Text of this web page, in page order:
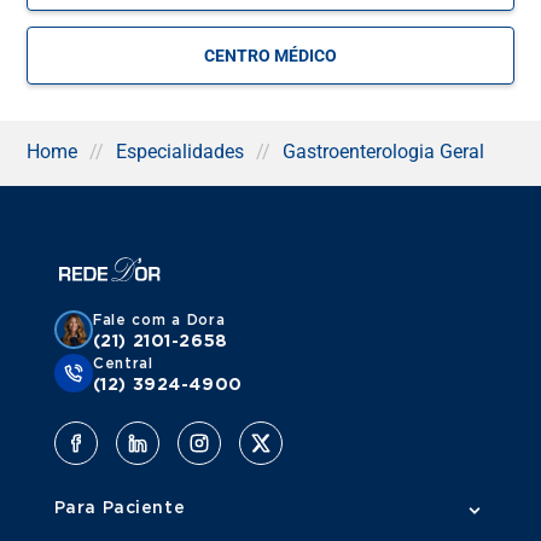
H. pylori, dentro das paredes do esôfago, estômago e
duodeno. A bactéria pode causar muita dor no estômago,
além de condições como a gastrite e a úlcera.
Para realizar todos esses exames em um único local, é
gastroenterologia, as instalações hospitalares da Rede
D’Or também possuem toda a infraestrutura necessária
Os hospitais da rede contam com selos de qualidade
nacionais e internacionais, como o que é fornecido pela
Organização Nacional de Acreditação (ONA). Eles são
hospitalar.
CENTRO MÉDICO
Home // Especialidades // Gastroenterologia Geral
Fale com a Dora
(21) 2101-2658
Central
(12) 3924-4900
Para Paciente